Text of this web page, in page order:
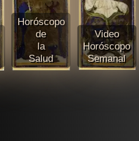
Horóscopo
de
la
Salud
Video
Horóscopo
Semanal